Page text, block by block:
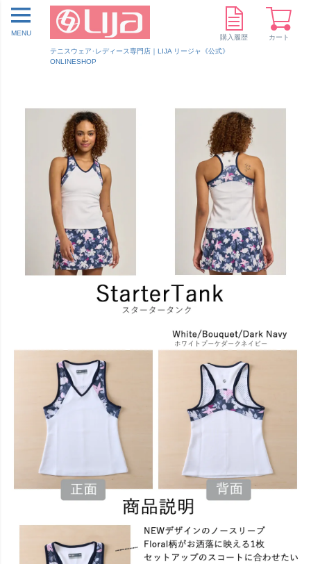
テニスウェア･レディース専門店｜LIJA リージャ《公式》
ONLINESHOP
MENU
購入履歴 カート